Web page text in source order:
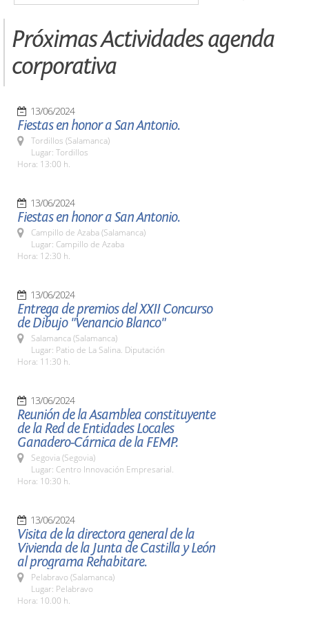
Próximas Actividades agenda
corporativa
13/06/2024
Fiestas en honor a San Antonio.
Tordillos (Salamanca)
Lugar: Tordillos
Hora: 13:00 h.
13/06/2024
Fiestas en honor a San Antonio.
Campillo de Azaba (Salamanca)
Lugar: Campillo de Azaba
Hora: 12:30 h.
13/06/2024
Entrega de premios del XXII Concurso
de Dibujo "Venancio Blanco"
Salamanca (Salamanca)
Lugar: Patio de La Salina. Diputación
Hora: 11:30 h.
13/06/2024
Reunión de la Asamblea constituyente
de la Red de Entidades Locales
Ganadero-Cárnica de la FEMP.
Segovia (Segovia)
Lugar: Centro Innovación Empresarial.
Hora: 10:30 h.
13/06/2024
Visita de la directora general de la
Vivienda de la Junta de Castilla y León
al programa Rehabitare.
Pelabravo (Salamanca)
Lugar: Pelabravo
Hora: 10.00 h.